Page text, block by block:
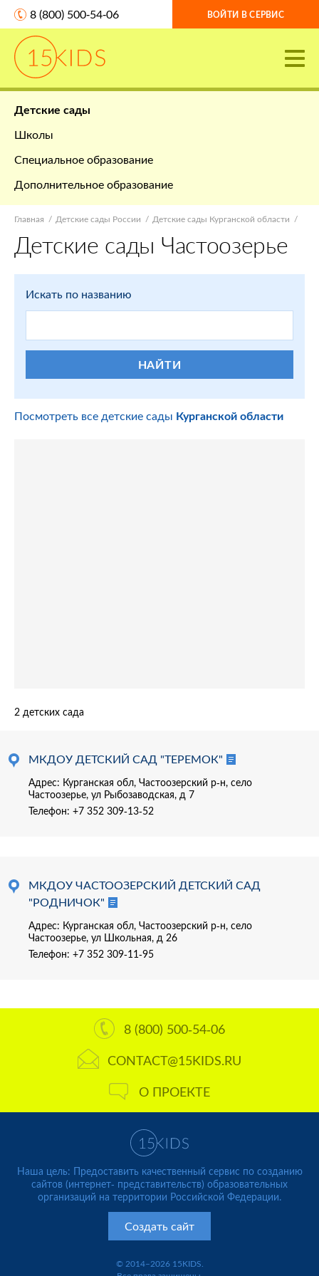
8 (800) 500-54-06 ВОЙТИ В СЕРВИС
Детские сады
Школы
Специальное образование
Дополнительное образование
Главная Детские сады России Детские сады Курганской области
Детские сады Частоозерье
Искать по названию
НАЙТИ
Посмотреть все детские сады Курганской области
2 детских сада
МКДОУ ДЕТСКИЙ САД "ТЕРЕМОК"
Адрес: Курганская обл, Частоозерский р-н, село
Частоозерье, ул Рыбозаводская, д 7
Телефон: +7 352 309-13-52
МКДОУ ЧАСТООЗЕРСКИЙ ДЕТСКИЙ САД
"РОДНИЧОК"
Адрес: Курганская обл, Частоозерский р-н, село
Частоозерье, ул Школьная, д 26
Телефон: +7 352 309-11-95
8 (800) 500-54-06
CONTACT@15KIDS.RU
О ПРОЕКТЕ
Наша цель: Предоставить качественный сервис по созданию
сайтов (интернет- представительств) образовательных
организаций на территории Российской Федерации.
Создать сайт
© 2014–2026 15KIDS.